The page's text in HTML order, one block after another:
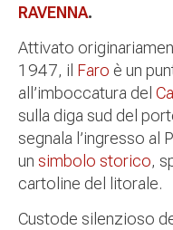
RAVENNA.
Attivato
1947, il Faro è un
all’imboccatura del
sulla diga sud del
segnala l’ingresso al
un simbolo storico,
cartoline del litorale.
Custode silenzioso